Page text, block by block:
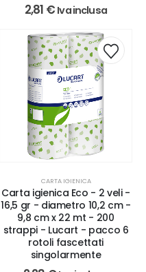
2,81 € Iva inclusa
CARTA IGIENICA
Carta igienica Eco - 2 veli -
16,5 gr - diametro 10,2 cm -
9,8 cm x 22 mt - 200
strappi - Lucart - pacco 6
rotoli fascettati
singolarmente